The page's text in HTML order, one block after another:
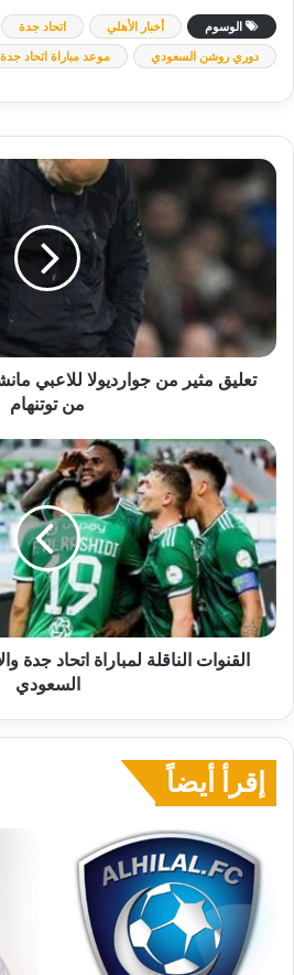
الوسوم أخبار الأهلي اتحاد جدة
دوري روشن السعودي موعد مباراة اتحاد
تعليق
مثير
من
جوارديولا
للاعبي
مانشستر
سيتي
بعد
الهزيمة
منتعليق مثير من جوارديولا للاعبي
من توتنهام
القنوات
الناقلة
لمباراة
اتحاد
جدة
والأهلي
في
دوري
روشن
السعودي
القنوات الناقلة لمباراة اتحاد
السعودي
إقرأ أيضاً